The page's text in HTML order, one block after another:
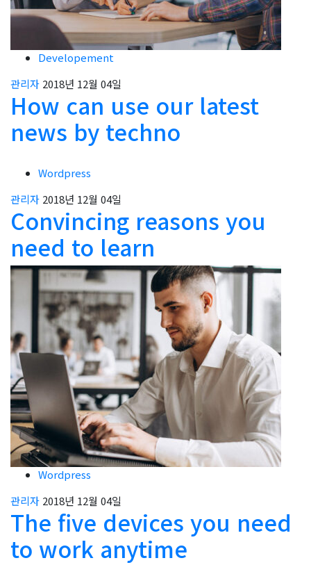
Developement
관리자 2018년 12월 04일
How can use our latest
news by techno
Wordpress
관리자 2018년 12월 04일
Convincing reasons you
need to learn
Wordpress
관리자 2018년 12월 04일
The five devices you need
to work anytime